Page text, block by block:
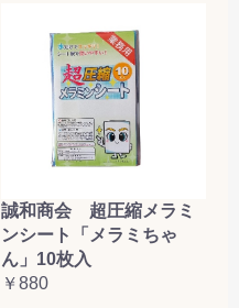
誠和商会 超圧縮メラミ
ンシート「メラミちゃ
ん」10枚入
￥880